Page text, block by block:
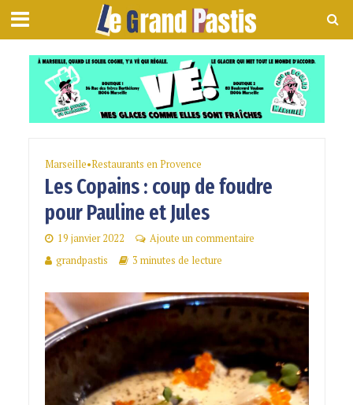
Marseille•Restaurants en Provence
Les Copains : coup de foudre
pour Pauline et Jules
19 janvier 2022
Ajoute un commentaire
grandpastis
3 minutes de lecture